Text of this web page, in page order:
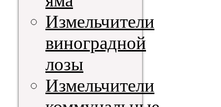
Измельчители
виноградной
лозы
Измельчители